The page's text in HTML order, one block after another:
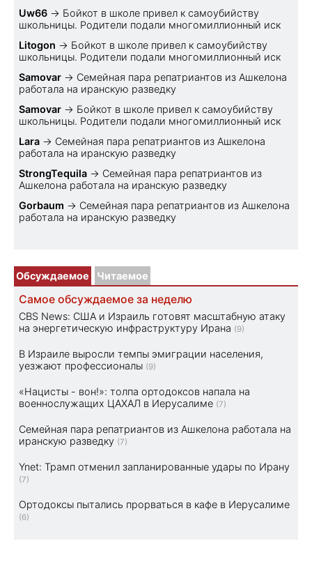
Uw66 → Бойкот в школе привел к самоубийству
школьницы. Родители подали многомиллионный иск
Litogon → Бойкот в школе привел к самоубийству
школьницы. Родители подали многомиллионный иск
Samovar → Семейная пара репатриантов из Ашкелона
работала на иранскую разведку
Samovar → Бойкот в школе привел к самоубийству
школьницы. Родители подали многомиллионный иск
Lara → Семейная пара репатриантов из Ашкелона
работала на иранскую разведку
StrongTequila → Семейная пара репатриантов из
Ашкелона работала на иранскую разведку
Gorbaum → Семейная пара репатриантов из Ашкелона
работала на иранскую разведку
Обсуждаемое Читаемое
Самое обсуждаемое за неделю
CBS News: США и Израиль готовят масштабную атаку
на энергетическую инфраструктуру Ирана (9)
В Израиле выросли темпы эмиграции населения,
уезжают профессионалы (9)
«Нацисты - вон!»: толпа ортодоксов напала на
военнослужащих ЦАХАЛ в Иерусалиме (7)
Семейная пара репатриантов из Ашкелона работала на
иранскую разведку (7)
Ynet: Трамп отменил запланированные удары по Ирану
(7)
Ортодоксы пытались прорваться в кафе в Иерусалиме
(6)